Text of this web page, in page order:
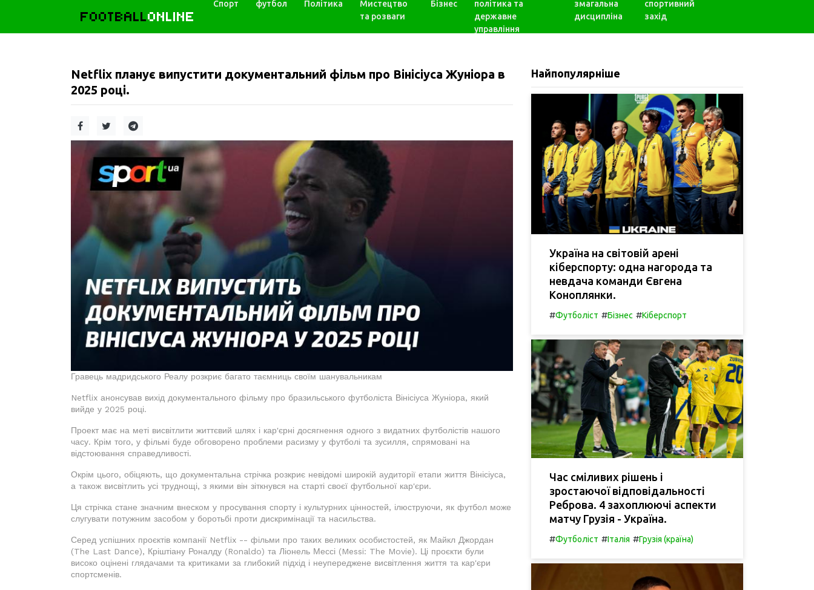
FOOTBALLONLINE
Спорт футбол Політика
Мистецтво
та розваги
Бізнес
політика та
державне
управління
змагальна
дисципліна
спортивний
захід
Netflix планує випустити документальний фільм про Вінісіуса Жуніора в
2025 році.
Гравець мадридського Реалу розкриє багато таємниць своїм шанувальникам
Netflix анонсував вихід документального фільму про бразильського футболіста Вінісіуса Жуніора, який
вийде у 2025 році.
Проект має на меті висвітлити життєвий шлях і кар'єрні досягнення одного з видатних футболістів нашого
часу. Крім того, у фільмі буде обговорено проблеми расизму у футболі та зусилля, спрямовані на
відстоювання справедливості.
Окрім цього, обіцяють, що документальна стрічка розкриє невідомі широкій аудиторії етапи життя Вінісіуса,
а також висвітлить усі труднощі, з якими він зіткнувся на старті своєї футбольної кар'єри.
Ця стрічка стане значним внеском у просування спорту і культурних цінностей, ілюструючи, як футбол може
слугувати потужним засобом у боротьбі проти дискримінації та насильства.
Серед успішних проєктів компанії Netflix -- фільми про таких великих особистостей, як Майкл Джордан
(The Last Dance), Кріштіану Роналду (Ronaldo) та Ліонель Мессі (Messi: The Movie). Ці проєкти були
високо оцінені глядачами та критиками за глибокий підхід і неупереджене висвітлення життя та кар'єри
спортсменів.
Найпопулярніше
Україна на світовій арені
кіберспорту: одна нагорода та
невдача команди Євгена
Коноплянки.
#Футболіст #Бізнес #Кіберспорт
Час сміливих рішень і
зростаючої відповідальності
Реброва. 4 захоплюючі аспекти
матчу Грузія - Україна.
#Футболіст #Італія #Грузія (країна)